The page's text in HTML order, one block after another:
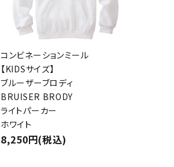
コンビネーションミール
【KIDSサイズ】
ブルーザーブロディ
BRUISER BRODY
ライトパーカー
ホワイト
8,250円(税込)